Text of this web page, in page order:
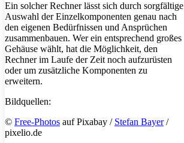
Ein solcher Rechner lässt sich durch sorgfältige
Auswahl der Einzelkomponenten genau nach
den eigenen Bedürfnissen und Ansprüchen
zusammenbauen. Wer ein entsprechend großes
Gehäuse wählt, hat die Möglichkeit, den
Rechner im Laufe der Zeit noch aufzurüsten
oder um zusätzliche Komponenten zu
erweitern.
Bildquellen:
© Free-Photos auf Pixabay / Stefan Bayer/
pixelio.de